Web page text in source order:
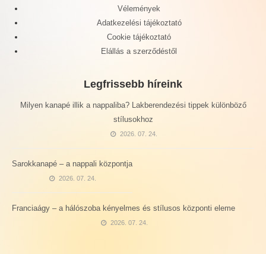
Vélemények
Adatkezelési tájékoztató
Cookie tájékoztató
Elállás a szerződéstől
Legfrissebb híreink
Milyen kanapé illik a nappaliba? Lakberendezési tippek különböző
stílusokhoz
2026. 07. 24.
Sarokkanapé – a nappali központja
2026. 07. 24.
Franciaágy – a hálószoba kényelmes és stílusos központi eleme
2026. 07. 24.